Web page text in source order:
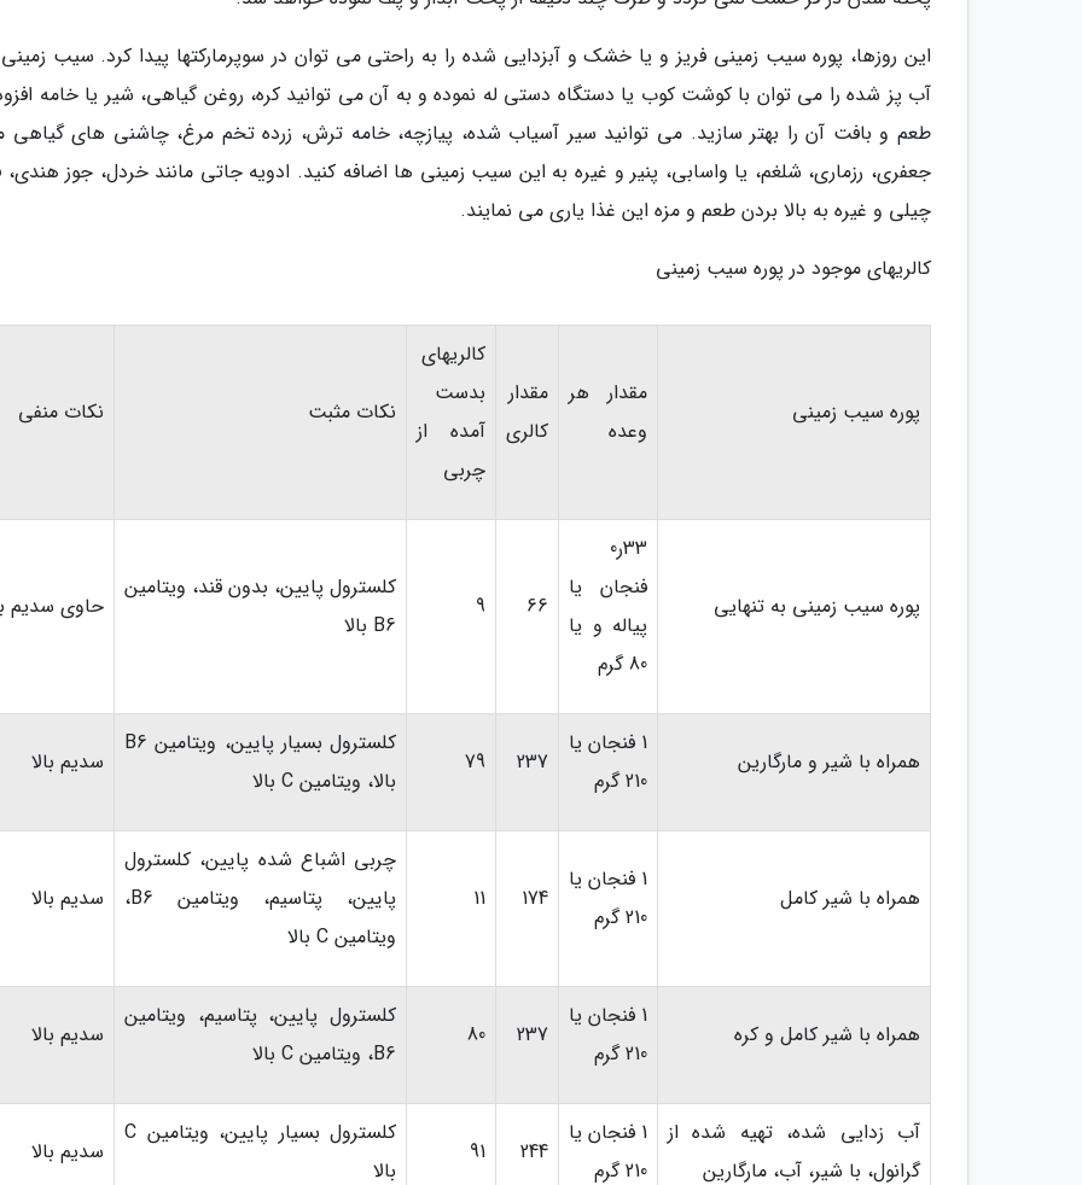
این روزها، پوره سیب زمینی فریز و یا خشک و آبزدایی شده را به راحتی می توان در سوپرمارکتها پیدا کرد. سیب زمینی
آب پز شده را می توان با کوشت کوب یا دستگاه دستی له نموده و به آن می توانید کره، روغن گیاهی، شیر یا خامه
طعم و بافت آن را بهتر سازید. می توانید سیر آسیاب شده، پیازچه، خامه ترش، زرده تخم مرغ، چاشنی های گیاهی
جعفری، رزماری، شلغم، یا واسابی، پنیر و غیره به این سیب زمینی ها اضافه کنید. ادویه جاتی مانند خردل، جوز هندی،
چیلی و غیره به بالا بردن طعم و مزه این غذا یاری می نمایند.
کالریهای موجود در پوره سیب زمینی
پوره سیب زمینی
مقدار هر
وعده
مقدار
کالری
کالریهای
بدست
آمده از
چربی
نکات مثبت نکات منفی
پوره سیب زمینی به تنهایی
33ر0
فنجان یا
پیاله و یا
80 گرم
66
9
کلسترول پایین، بدون قند، ویتامین
B6 بالا
حاوی سدیم
همراه با شیر و مارگارین
1 فنجان یا
210 گرم
237
79
کلسترول بسیار پایین، ویتامین B6
بالا، ویتامین C بالا
سدیم بالا
همراه با شیر کامل
1 فنجان یا
210 گرم
174
11
چربی اشباع شده پایین، کلسترول
پایین، پتاسیم، ویتامین B6،
ویتامین C بالا
سدیم بالا
همراه با شیر کامل و کره
1 فنجان یا
210 گرم
237
80
کلسترول پایین، پتاسیم، ویتامین
B6، ویتامین C بالا
سدیم بالا
آب زدایی شده، تهیه شده از
گرانول، با شیر، آب، مارگارین
1 فنجان یا
210 گرم
244
91
کلسترول بسیار پایین، ویتامین C
بالا
سدیم بالا